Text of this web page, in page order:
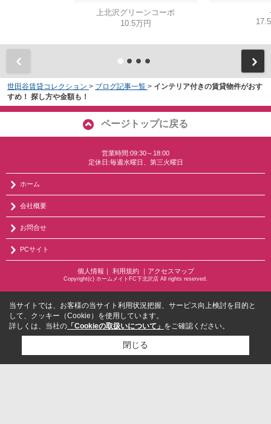
上北沢グリーンコーポ
10.5万円
世田谷賃貸コレクション > ブログ記事一覧 > インテリア付きの賃貸物件がおす
すめ！ 探し方や金額も！
ページトップに戻る
営業時間:09:30～18:00
定休日:毎週水曜日、第三火曜日
ホーム
会社概要
お問合せ
PCサイト
個人情報 ｜ 利用規約｜ アクセスマップ
Copyright(c) ホームメイトFC下北沢店 All rights reserved.
当サイトでは、お客様の当サイト利用状況把握、サービス向上検討を目的と
して、クッキー（Cookie）を使用しています。
詳しくは、当社の 「Cookieの取扱いについて」 をご確認ください。
閉じる